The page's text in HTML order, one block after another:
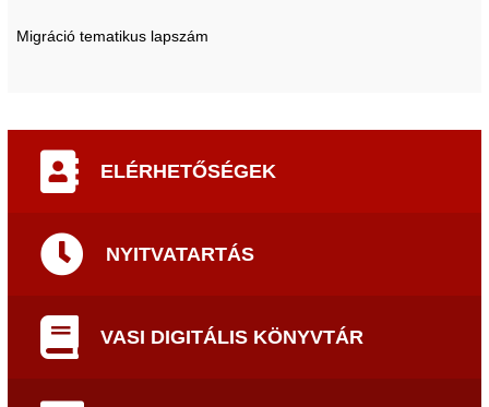
Migráció tematikus lapszám
ELÉRHETŐSÉGEK
NYITVATARTÁS
VASI DIGITÁLIS KÖNYVTÁR